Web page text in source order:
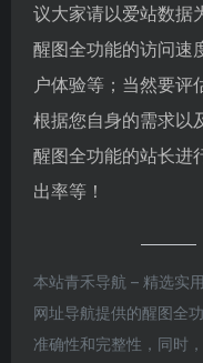
议大家请以爱站数据
醒图全功能的访问速
户体验等；当然要评
根据您自身的需求以
醒图全功能的站长进
出率等！
本站青禾导航 – 精选实
网址导航提供的醒图全
准确性和完整性，同时